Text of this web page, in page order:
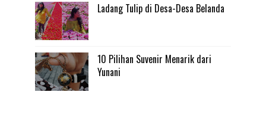
Ladang Tulip di Desa-Desa Belanda
10 Pilihan Suvenir Menarik dari
Yunani